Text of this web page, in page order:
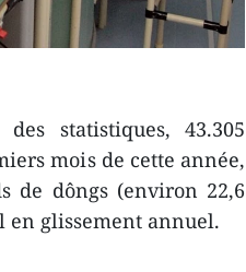
statistiques, 43.305
mois de cette année,
de dôngs (environ 22,6
en glissement annuel.